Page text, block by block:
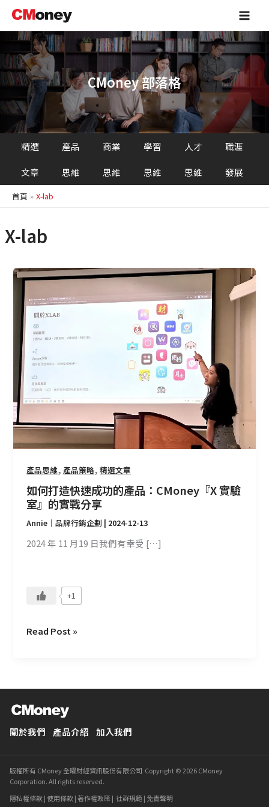
主
容
Main
CMoney 部落格
精選
文章
產品
思維
商業
思維
學習
思維
人才
思維
職涯
發展
首頁 X-lab
X-lab
產品思維, 產品策略,精選文章
如何打造快速成功的產品：CMoney『X 實驗
室』的實戰分享
Annie｜品牌行銷企劃 | 2024-12-13
2024 年 11 月19 日我們有幸受 […]
+1
如
打
造
快
成
功
的
產
品：
CMoney『X
實
室』
的
實
戰
享
Read Post »
關於我們 產品介紹 加入我們
版權所有 CMoney 全曜財經資訊股份有限公司 Copyright © 2026 CMoney
Corporation. All rights reserved.
隱私權條款|使用條款| 著作權政策| 社群規範 | 免責聲明